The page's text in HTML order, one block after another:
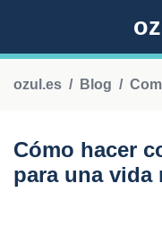
ozul.es Blog
Cómo hacer
para una vida